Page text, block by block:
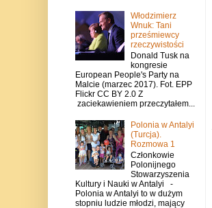
Włodzimierz
Wnuk: Tani
prześmiewcy
rzeczywistości
Donald Tusk na
kongresie
European People's Party na
Malcie (marzec 2017). Fot. EPP
Flickr CC BY 2.0 Z
zaciekawieniem przeczytałem...
Polonia w Antalyi
(Turcja).
Rozmowa 1
Członkowie
Polonijnego
Stowarzyszenia
Kultury i Nauki w Antalyi -
Polonia w Antalyi to w dużym
stopniu ludzie młodzi, mający